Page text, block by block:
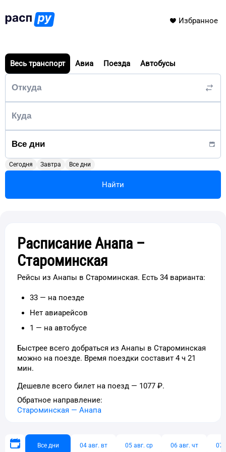
Избранное
Весь транспорт Авиа Поезда Автобусы
Сегодня Завтра Все дни
Найти
Расписание Анапа –
Староминская
Рейсы из Анапы в Староминская. Есть 34 варианта:
33 — на поезде
Нет авиарейсов
1 — на автобусе
Быстрее всего добраться из Анапы в Староминская
можно на поезде. Время поездки составит 4 ч 21
мин.
Дешевле всего билет на поезд — 1077 ₽.
Обратное направление:
Староминская — Анапа
Все дни 04 авг. вт 05 авг. ср 06 авг. чт 07